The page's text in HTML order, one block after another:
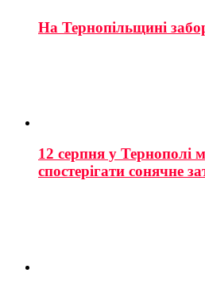
На Тернопільщині
12 серпня у Тернополі
спостерігати сонячне